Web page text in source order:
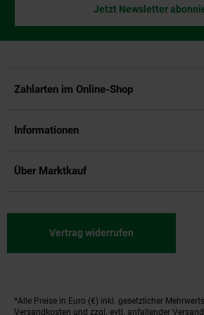
Jetzt Newsletter
Zahlarten im Online-Shop
Informationen
Über Marktkauf
Vertrag widerrufen
Fußnoten
*Alle Preise in Euro (€) inkl. gesetzlicher
Versandkosten und zzgl. evtl. anfallender